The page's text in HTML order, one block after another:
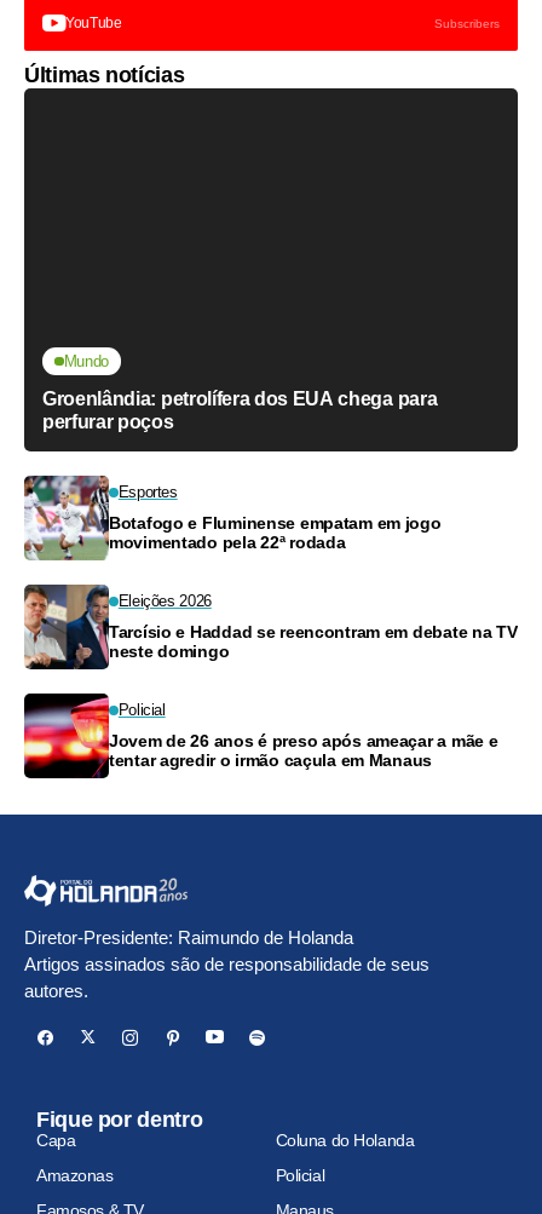
YouTube Subscribers
Últimas notícias
Mundo
Groenlândia: petrolífera dos EUA chega para
perfurar poços
Esportes
Botafogo e Fluminense empatam em jogo
movimentado pela 22ª rodada
Eleições 2026
Tarcísio e Haddad se reencontram em debate na TV
neste domingo
Policial
Jovem de 26 anos é preso após ameaçar a mãe e
tentar agredir o irmão caçula em Manaus
Diretor-Presidente: Raimundo de Holanda
Artigos assinados são de responsabilidade de seus
autores.
Fique por dentro
Capa
Coluna do Holanda
Amazonas
Policial
Famosos & TV
Manaus